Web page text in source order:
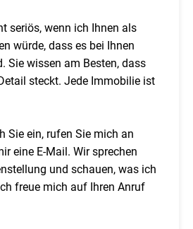
seriös, wenn ich Ihnen als
würde, dass es bei Ihnen
Sie wissen am Besten, dass
steckt. Jede Immobilie ist
Sie ein, rufen Sie mich an
eine E-Mail. Wir sprechen
und schauen, was ich
freue mich auf Ihren Anruf